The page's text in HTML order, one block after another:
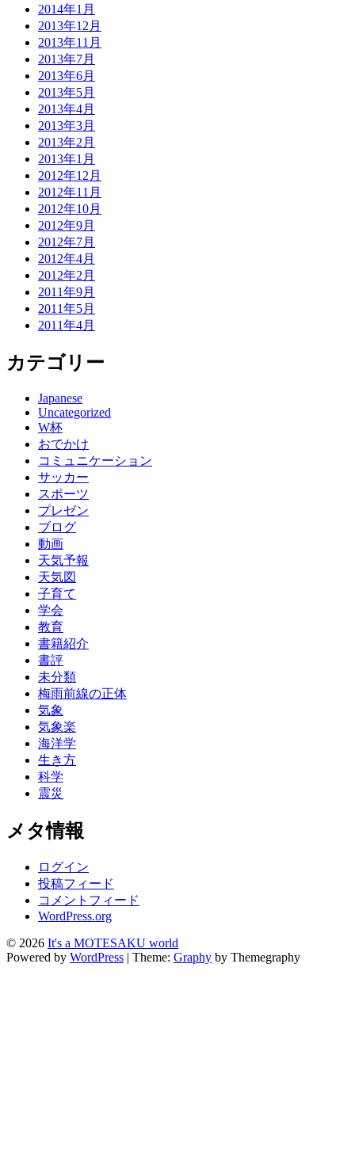
2014年1月
2013年12月
2013年11月
2013年7月
2013年6月
2013年5月
2013年4月
2013年3月
2013年2月
2013年1月
2012年12月
2012年11月
2012年10月
2012年9月
2012年7月
2012年4月
2012年2月
2011年9月
2011年5月
2011年4月
カテゴリー
Japanese
Uncategorized
W杯
おでかけ
コミュニケーション
サッカー
スポーツ
プレゼン
ブログ
動画
天気予報
天気図
子育て
学会
教育
書籍紹介
書評
未分類
梅雨前線の正体
気象
気象楽
海洋学
生き方
科学
震災
メタ情報
ログイン
投稿フィード
コメントフィード
WordPress.org
© 2026 It's a MOTESAKU world
Powered by WordPress | Theme: Graphy by Themegraphy